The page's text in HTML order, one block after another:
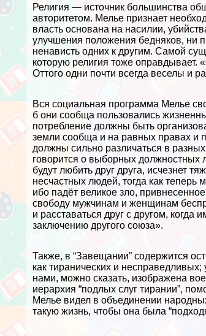
Религия — источник большинства
авторитетом. Мелье признает
власть основана на насилии,
улучшения положения бедняков, ни
ненависть одних к другим. Самой
которую религия тоже оправдывает.
Оттого одни почти всегда веселы и
Вся социальная программа Мелье
б они сообща пользовались
потрeбление должны быть
земли сообща и на равных правах и
должны сильно различаться в
говорится о выборных должностных
будут любить друг друга, исчезнет
несчастных людей, тогда как
ибо падёт великое зло,
свободу мужчинам и женщинам
и расставаться друг с другом, когда
заключению другого союза».
Также, в “Завещании” содержится
как тиранических и
нами, можно сказать, изображена
иерархия “подлых слуг тирании”,
Мелье видел в объединении
такую жизнь, чтобы она была